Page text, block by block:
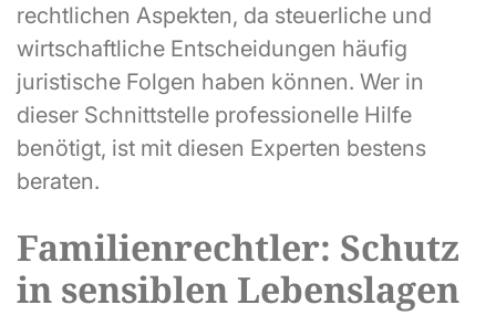
rechtlichen Aspekten, da steuerliche und
wirtschaftliche Entscheidungen häufig
juristische Folgen haben können. Wer in
dieser Schnittstelle professionelle Hilfe
benötigt, ist mit diesen Experten bestens
beraten.
Familienrechtler: Schutz
in sensiblen Lebenslagen